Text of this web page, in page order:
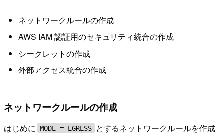
ネットワークルールの作成
AWS IAM 認証用のセキュリティ統合の作成
シークレットの作成
外部アクセス統合の作成
ネットワークルールの作成
はじめに MODE = EGRESS
とするネットワークルールを作成